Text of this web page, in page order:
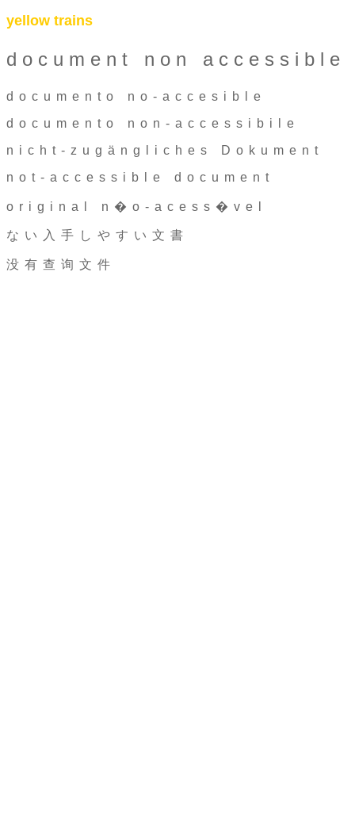
yellow trains
document non accessible
documento no-accesible
documento non-accessibile
nicht-zugängliches Dokument
not-accessible document
original n�o-acess�vel
ない入手しやすい文書
没有查询文件